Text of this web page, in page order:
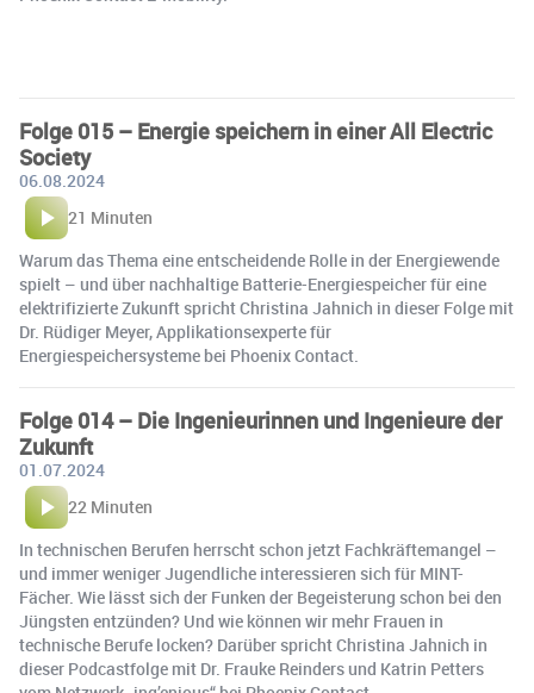
Folge 015 – Energie speichern in einer All Electric
Society
06.08.2024
21 Minuten
Warum das Thema eine entscheidende Rolle in der Energiewende
spielt – und über nachhaltige Batterie-Energiespeicher für eine
elektrifizierte Zukunft spricht Christina Jahnich in dieser Folge mit
Dr. Rüdiger Meyer, Applikationsexperte für
Energiespeichersysteme bei Phoenix Contact.
Folge 014 – Die Ingenieurinnen und Ingenieure der
Zukunft
01.07.2024
22 Minuten
In technischen Berufen herrscht schon jetzt Fachkräftemangel –
und immer weniger Jugendliche interessieren sich für MINT-
Fächer. Wie lässt sich der Funken der Begeisterung schon bei den
Jüngsten entzünden? Und wie können wir mehr Frauen in
technische Berufe locken? Darüber spricht Christina Jahnich in
dieser Podcastfolge mit Dr. Frauke Reinders und Katrin Petters